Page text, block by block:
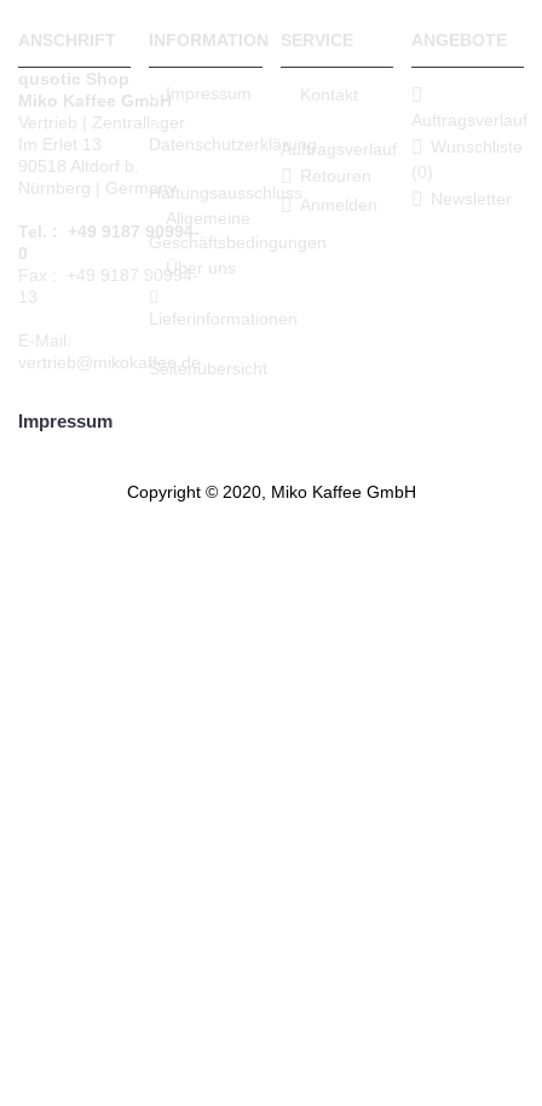
ANSCHRIFT
qusotic Shop
Miko Kaffee GmbH
Vertrieb | Zentrallager
Im Erlet 13
90518 Altdorf b.
Nürnberg | Germany
Tel. : +49 9187 90994-
0
Fax : +49 9187 90994-
13
E-Mail:
vertrieb@mikokaffee.de
INFORMATION
Impressum
Datenschutzerklärung
Haftungsausschluss
Allgemeine
Geschäftsbedingungen
Über uns
Lieferinformationen
Seitenübersicht
SERVICE
Kontakt
Auftragsverlauf
Retouren
Anmelden
ANGEBOTE
Auftragsverlauf
Wunschliste
(0)
Newsletter
Impressum
Copyright © 2020, Miko Kaffee GmbH